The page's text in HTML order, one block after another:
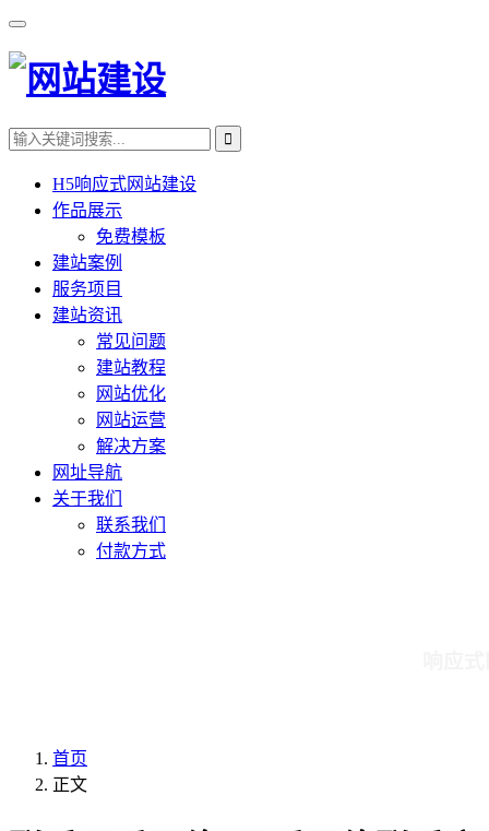
H5响应式网站建设
作品展示
免费模板
建站案例
服务项目
建站资讯
常见问题
建站教程
网站优化
网站运营
解决方案
网址导航
关于我们
联系我们
付款方式
首页
正文